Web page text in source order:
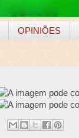
OPINIÕES